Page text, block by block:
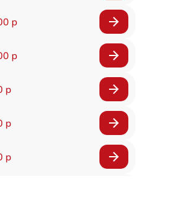
р
р
р
р
р